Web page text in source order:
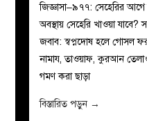
মজলিস
প্রশ্ন
করুন
জিজ্ঞাসা–৯৭৭: সেহেরির
অবস্থায় সেহেরি খাওয়া
জবাব: স্বপ্নদোষ হলে গোসল
নামায, তাওয়াফ, কুরআন
গমণ করা ছাড়া
বিস্তারিত পড়ুন →